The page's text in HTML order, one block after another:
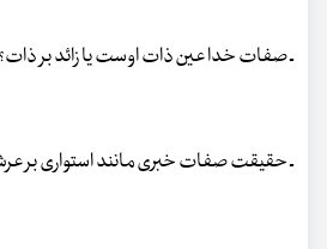
ـ صفات خدا عین ذات اوست یا زائد بر ذات؟
ـ حقیقت صفات خبری مانند استواری بر